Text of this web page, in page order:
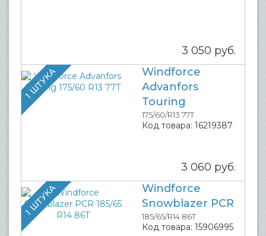
3 050 руб.
1 ШТУКА
Windforce
Advanfors
Touring
175/60/R13 77T
Код товара: 16219387
3 060 руб.
1 ШТУКА
Windforce
Snowblazer PCR
185/65/R14 86T
Код товара: 15906995